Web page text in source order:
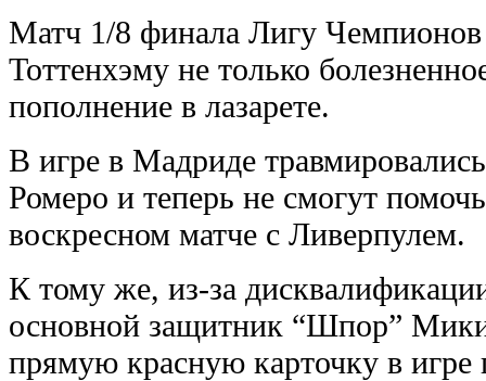
Матч 1/8 финала Лигу Чемпионов
Тоттенхэму не только
пополнение в лазарете.
В игре в Мадриде
Ромеро и теперь не смогут
воскресном матче с Ливерпулем.
К тому же, из-за
основной защитник “Шпор”
прямую красную карточку в игре